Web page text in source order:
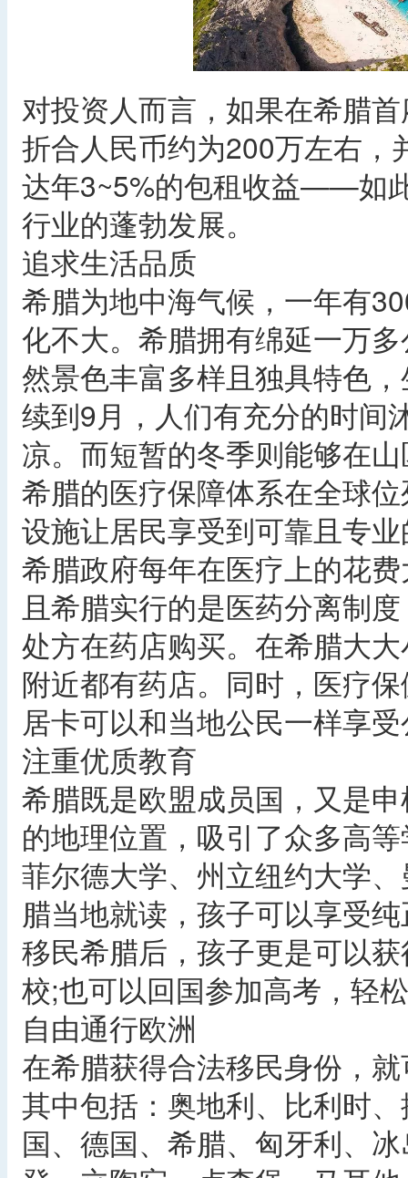
对投资人而言，如果在希腊
折合人民币约为200万左右，
达年3~5%的包租收益——如
行业的蓬勃发展。
追求生活品质
希腊为地中海气候，一年有
化不大。希腊拥有绵延一万
然景色丰富多样且独具特色
续到9月，人们有充分的时间
凉。而短暂的冬季则能够在
希腊的医疗保障体系在全球
设施让居民享受到可靠且专
希腊政府每年在医疗上的花
且希腊实行的是医药分离制
处方在药店购买。在希腊大
附近都有药店。同时，医疗
居卡可以和当地公民一样享
注重优质教育
希腊既是欧盟成员国，又是
的地理位置，吸引了众多高
菲尔德大学、州立纽约大学
腊当地就读，孩子可以享受
移民希腊后，孩子更是可以
校;也可以回国参加高考，轻
自由通行欧洲
在希腊获得合法移民身份，
其中包括：奥地利、比利时
国、德国、希腊、匈牙利、